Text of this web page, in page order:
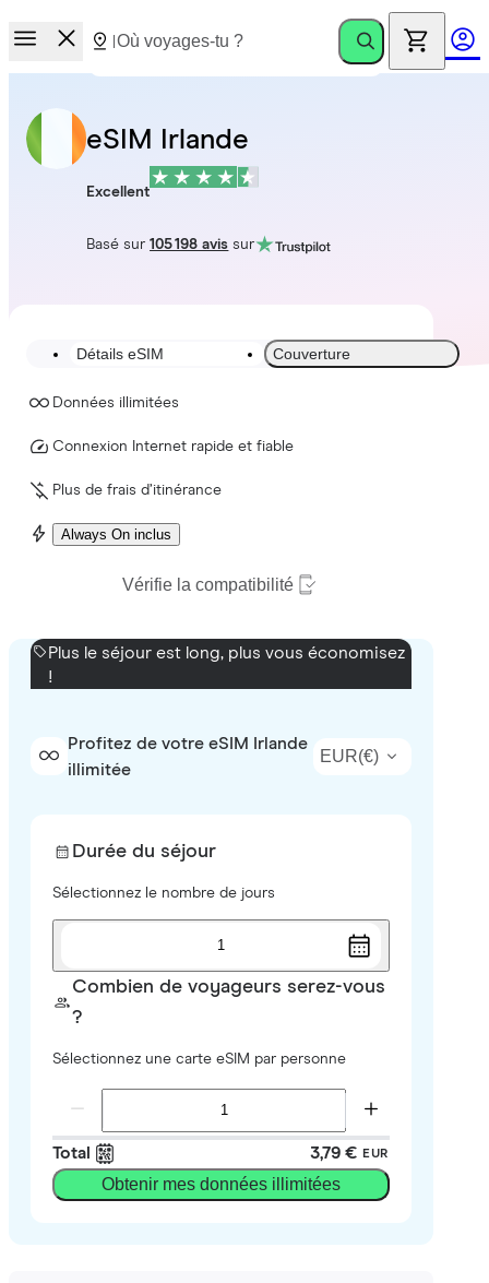
eSIM Irlande
Excellent
Basé sur105 198 avis sur
Détails eSIM Couverture
Données illimitées
Connexion Internet rapide et fiable
Plus de frais d’itinérance
Always On inclus
Vérifie la compatibilité
Plus le séjour est long, plus vous économisez
!
Profitez de votre eSIM Irlande
illimitée
EUR(€)
Durée du séjour
Sélectionnez le nombre de jours
1
Combien de voyageurs serez-vous
?
Sélectionnez une carte eSIM par personne
Total 3,79 € EUR
Obtenir mes données illimitées